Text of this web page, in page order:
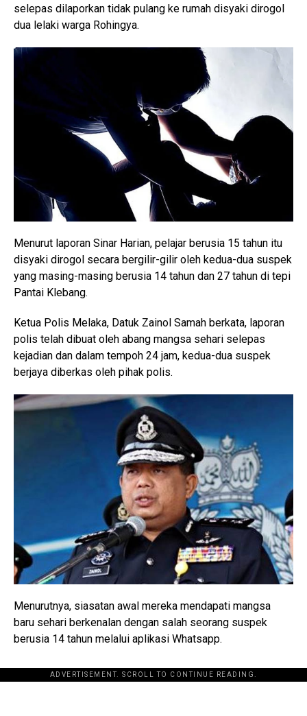
selepas dilaporkan tidak pulang ke rumah disyaki dirogol
dua lelaki warga Rohingya.
Menurut laporan Sinar Harian, pelajar berusia 15 tahun itu
disyaki dirogol secara bergilir-gilir oleh kedua-dua suspek
yang masing-masing berusia 14 tahun dan 27 tahun di tepi
Pantai Klebang.
Ketua Polis Melaka, Datuk Zainol Samah berkata, laporan
polis telah dibuat oleh abang mangsa sehari selepas
kejadian dan dalam tempoh 24 jam, kedua-dua suspek
berjaya diberkas oleh pihak polis.
Menurutnya, siasatan awal mereka mendapati mangsa
baru sehari berkenalan dengan salah seorang suspek
berusia 14 tahun melalui aplikasi Whatsapp.
ADVERTISEMENT. SCROLL TO CONTINUE READING.